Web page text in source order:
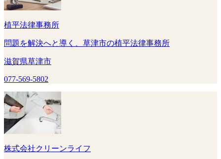
植平法律事務所
問題を解決へと導く、草津市の植平法律事務所
滋賀県草津市
077-569-5802
株式会社クリーンライフ